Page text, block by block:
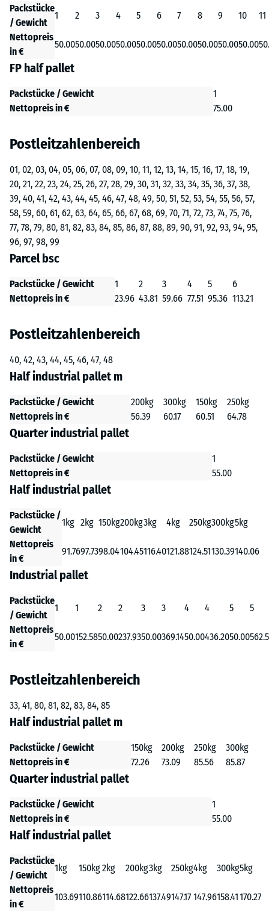
Packstücke
/ Gewicht
1 2 3 4 5 6 7 8 9 10
11
Nettopreis
in €
50.0050.0050.0050.0050.0050.0050.0050.0050.0050.00
FP half pallet
Packstücke / Gewicht
1
Nettopreis in €
75.00
Postleitzahlenbereich
01, 02, 03, 04, 05, 06, 07, 08, 09, 10, 11, 12, 13, 14, 15, 16, 17, 18, 19,
20, 21, 22, 23, 24, 25, 26, 27, 28, 29, 30, 31, 32, 33, 34, 35, 36, 37, 38,
39, 40, 41, 42, 43, 44, 45, 46, 47, 48, 49, 50, 51, 52, 53, 54, 55, 56, 57,
58, 59, 60, 61, 62, 63, 64, 65, 66, 67, 68, 69, 70, 71, 72, 73, 74, 75, 76,
77, 78, 79, 80, 81, 82, 83, 84, 85, 86, 87, 88, 89, 90, 91, 92, 93, 94, 95,
96, 97, 98, 99
Parcel bsc
Packstücke / Gewicht 1 2 3 4 5
6
Nettopreis in €
23.96 43.81 59.66 77.51 95.36 113.21
Postleitzahlenbereich
40, 42, 43, 44, 45, 46, 47, 48
Half industrial pallet m
Packstücke / Gewicht 200kg 300kg 150kg
250kg
Nettopreis in €
56.39 60.17 60.51 64.78
Quarter industrial pallet
Packstücke / Gewicht
1
Nettopreis in €
55.00
Half industrial pallet
Packstücke /
Gewicht
1kg 2kg 150kg200kg3kg 4kg 250kg300kg5kg
Nettopreis
in €
91.7697.7398.04104.45116.40121.88124.51130.39140.06
Industrial pallet
Packstücke
/ Gewicht
1 1 2 2 3 3 4 4 5
5
Nettopreis
in €
50.00152.5850.00237.9350.00369.1450.00436.2050.00
Postleitzahlenbereich
33, 41, 80, 81, 82, 83, 84, 85
Half industrial pallet m
Packstücke / Gewicht 150kg 200kg 250kg
300kg
Nettopreis in €
72.26 73.09 85.56 85.87
Quarter industrial pallet
Packstücke / Gewicht
1
Nettopreis in €
55.00
Half industrial pallet
Packstücke
/ Gewicht
1kg 150kg2kg 200kg3kg 250kg4kg 300kg5kg
Nettopreis
in €
103.69110.86114.68122.66137.49147.17 147.96158.41170.27